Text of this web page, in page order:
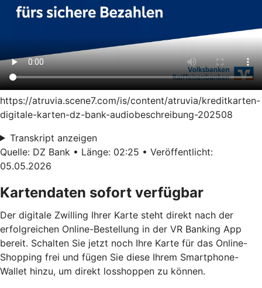
https://atruvia.scene7.com/is/content/atruvia/kreditkarten-
digitale-karten-dz-bank-audiobeschreibung-202508
Transkript anzeigen
Quelle: DZ Bank • Länge: 02:25 • Veröffentlicht:
05.05.2026
Kartendaten sofort verfügbar
Der digitale Zwilling Ihrer Karte steht direkt nach der
erfolgreichen Online-Bestellung in der VR Banking App
bereit. Schalten Sie jetzt noch Ihre Karte für das Online-
Shopping frei und fügen Sie diese Ihrem Smartphone-
Wallet hinzu, um direkt losshoppen zu können.